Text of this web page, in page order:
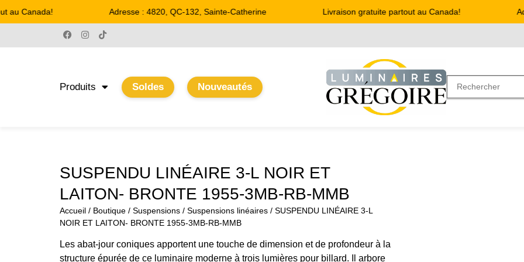
Canada! Adresse : 4820, QC-132, Sainte-Catherine Livraison gratuite partout au Canada!
Produits Soldes Nouveautés
SUSPENDU LINÉAIRE 3-L NOIR ET
LAITON- BRONTE 1955-3MB-RB-MMB
Accueil / Boutique / Suspensions / Suspensions linéaires / SUSPENDU LINÉAIRE 3-L
NOIR ET LAITON- BRONTE 1955-3MB-RB-MMB
Les abat-jour coniques apportent une touche de dimension et de profondeur à la
structure épurée de ce luminaire moderne à trois lumières pour billard. Il arbore